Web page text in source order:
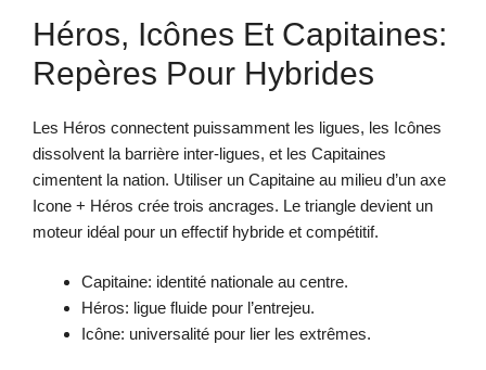
Héros, Icônes Et Capitaines:
Repères Pour Hybrides
Les Héros connectent puissamment les ligues, les Icônes
dissolvent la barrière inter-ligues, et les Capitaines
cimentent la nation. Utiliser un Capitaine au milieu d’un axe
Icone + Héros crée trois ancrages. Le triangle devient un
moteur idéal pour un effectif hybride et compétitif.
Capitaine: identité nationale au centre.
Héros: ligue fluide pour l’entrejeu.
Icône: universalité pour lier les extrêmes.